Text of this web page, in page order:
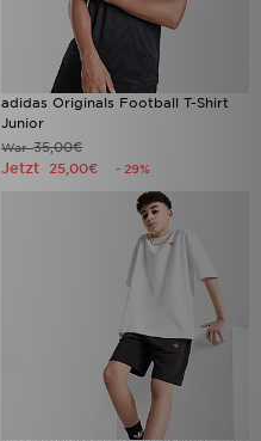
adidas Originals Football T-Shirt
Junior
War35,00€
Jetzt 25,00€ - 29%